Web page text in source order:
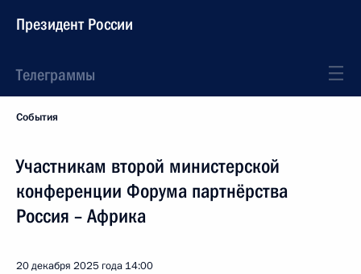
Президент России
Телеграммы
События
Участникам второй министерской
конференции Форума партнёрства
Россия – Африка
20 декабря 2025 года 14:00